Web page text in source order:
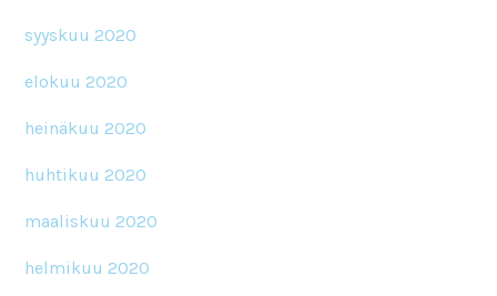
syyskuu 2020
elokuu 2020
heinäkuu 2020
huhtikuu 2020
maaliskuu 2020
helmikuu 2020